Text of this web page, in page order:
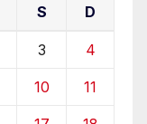
S D
3 4
10 11